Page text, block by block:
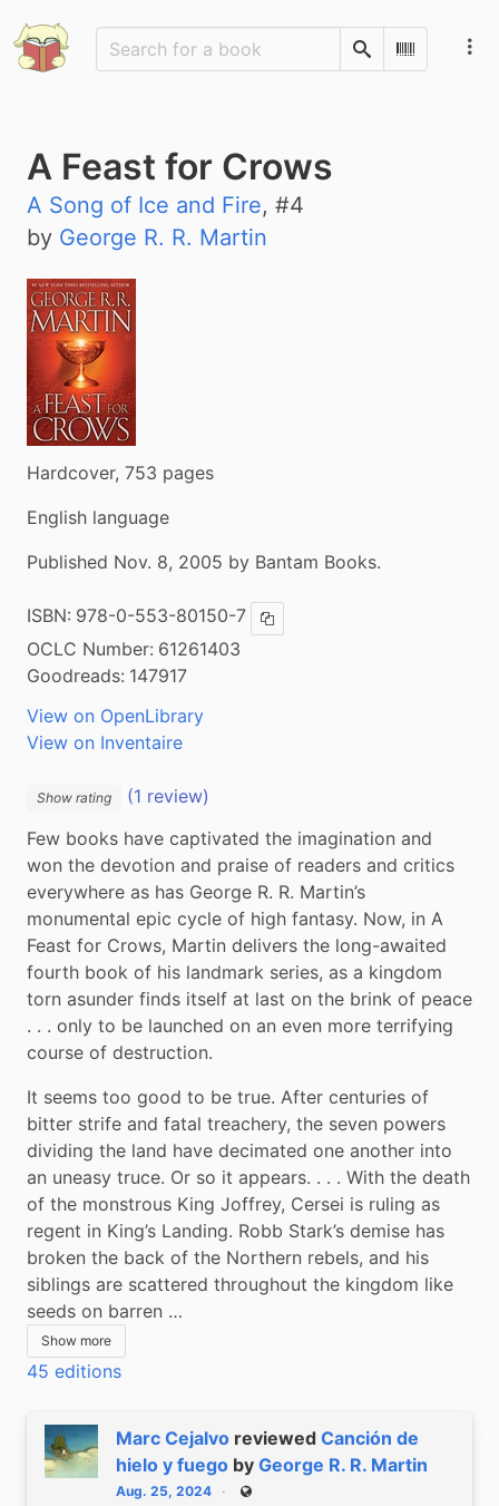
SearchScan
A Feast for Crows
A Song of Ice and Fire, #4
by George R. R. Martin
Hardcover, 753 pages
English language
Published Nov. 8, 2005 by Bantam Books.
ISBN: 978-0-553-80150-7 Copy ISBN
OCLC Number: 61261403
Goodreads: 147917
View on OpenLibrary
View on Inventaire
Show rating
(1 review)
Few books have captivated the imagination and
won the devotion and praise of readers and critics
everywhere as has George R. R. Martin’s
monumental epic cycle of high fantasy. Now, in A
Feast for Crows, Martin delivers the long-awaited
fourth book of his landmark series, as a kingdom
torn asunder finds itself at last on the brink of peace
. . . only to be launched on an even more terrifying
course of destruction.
It seems too good to be true. After centuries of
bitter strife and fatal treachery, the seven powers
dividing the land have decimated one another into
an uneasy truce. Or so it appears. . . . With the death
of the monstrous King Joffrey, Cersei is ruling as
regent in King’s Landing. Robb Stark’s demise has
broken the back of the Northern rebels, and his
siblings are scattered throughout the kingdom like
seeds on barren …
Show more
45 editions
Marc Cejalvo reviewed Canción de
hielo y fuego by George R. R. Martin
Aug. 25, 2024 Public